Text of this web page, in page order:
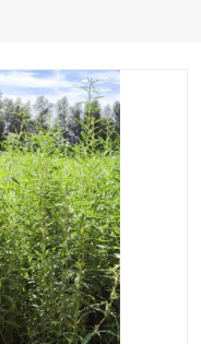
苗
苗
苗
滨藜